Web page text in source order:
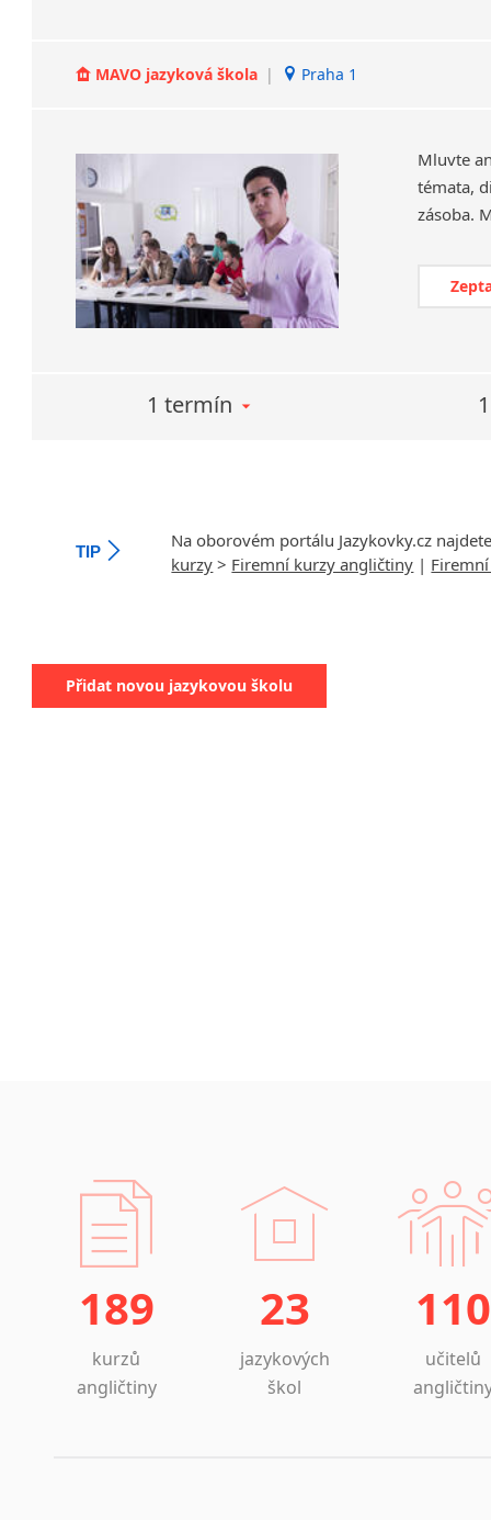
MAVO jazyková škola | Praha 1
Mluvte
témata,
1 termín
TIP
Na oborovém portálu Jazykovky.cz
kurzy > Firemní kurzy angličtiny |
Přidat novou jazykovou školu
189
kurzů
angličtiny
23
jazykových
škol
110
učitelů